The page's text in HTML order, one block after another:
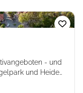
- und
und Heide